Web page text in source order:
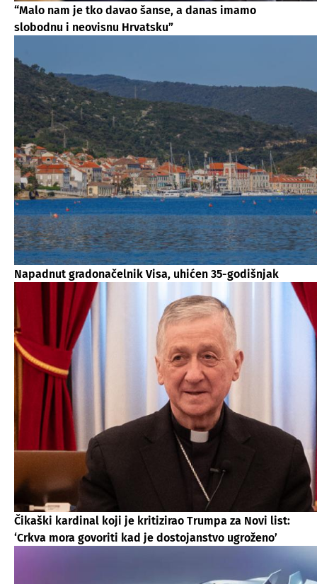
“Malo nam je tko davao šanse, a danas imamo
slobodnu i neovisnu Hrvatsku”
Napadnut gradonačelnik Visa, uhićen 35-godišnjak
Čikaški kardinal koji je kritizirao Trumpa za Novi list:
‘Crkva mora govoriti kad je dostojanstvo ugroženo’